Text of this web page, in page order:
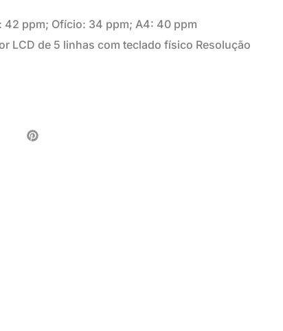
42 ppm; Ofício: 34 ppm; A4: 40 ppm
LCD de 5 linhas com teclado físico Resolução